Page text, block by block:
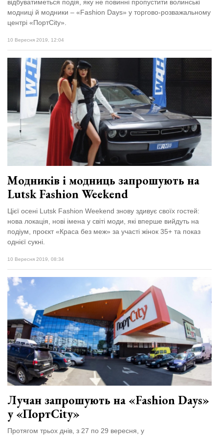
відбуватиметься подія, яку не повинні пропустити волинські
модниці й модники – «Fashion Days» у торгово-розважальному
центрі «ПортCity».
10 Вересня 2019, 12:04
Модників і модниць запрошують на
Lutsk Fashion Weekend
Цієї осені Lutsk Fashion Weekend знову здивує своїх гостей:
нова локація, нові імена у світі моди, які вперше вийдуть на
подіум, проєкт «Краса без меж» за участі жінок 35+ та показ
однієї сукні.
10 Вересня 2019, 08:34
Лучан запрошують на «Fashion Days»
у «ПортCity»
Протягом трьох днів, з 27 по 29 вересня, у